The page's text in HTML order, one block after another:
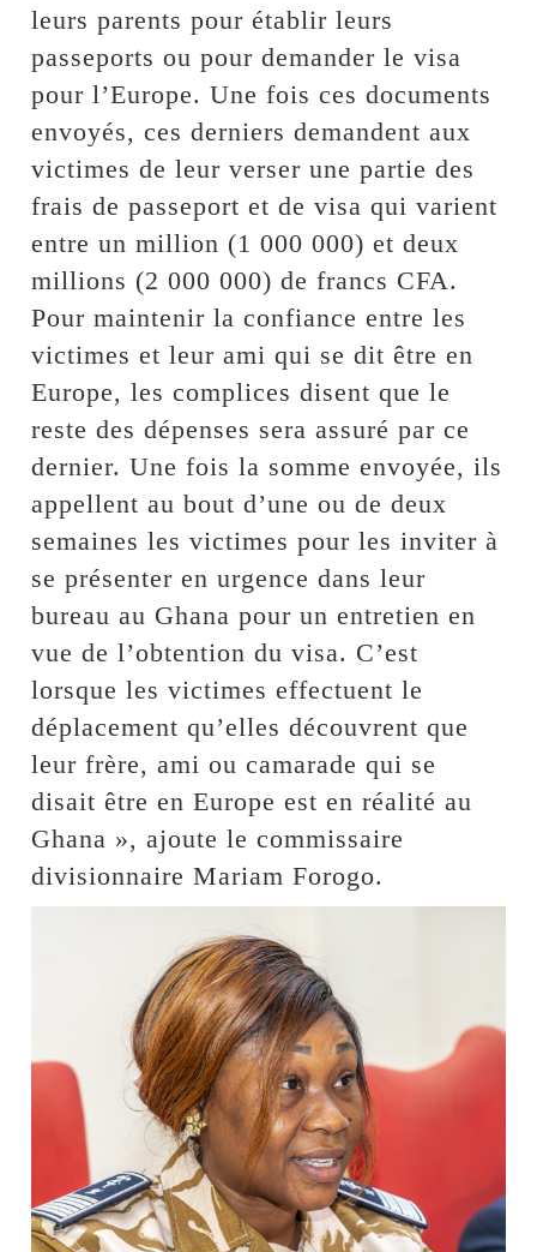
leurs parents pour établir leurs
passeports ou pour demander le visa
pour l’Europe. Une fois ces documents
envoyés, ces derniers demandent aux
victimes de leur verser une partie des
frais de passeport et de visa qui varient
entre un million (1 000 000) et deux
millions (2 000 000) de francs CFA.
Pour maintenir la confiance entre les
victimes et leur ami qui se dit être en
Europe, les complices disent que le
reste des dépenses sera assuré par ce
dernier. Une fois la somme envoyée, ils
appellent au bout d’une ou de deux
semaines les victimes pour les inviter à
se présenter en urgence dans leur
bureau au Ghana pour un entretien en
vue de l’obtention du visa. C’est
lorsque les victimes effectuent le
déplacement qu’elles découvrent que
leur frère, ami ou camarade qui se
disait être en Europe est en réalité au
Ghana », ajoute le commissaire
divisionnaire Mariam Forogo.